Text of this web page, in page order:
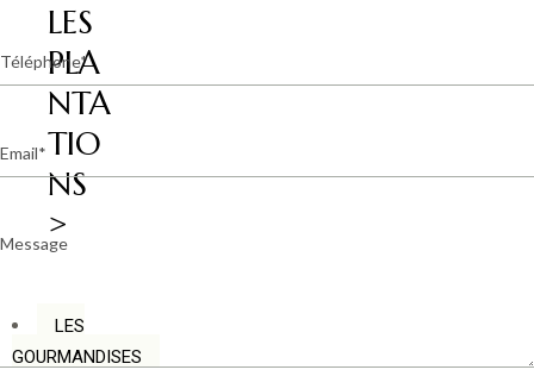
LES
PLA
NTA
TIO
NS
>
LES
GOURMANDISES
Téléphone
Email
Message